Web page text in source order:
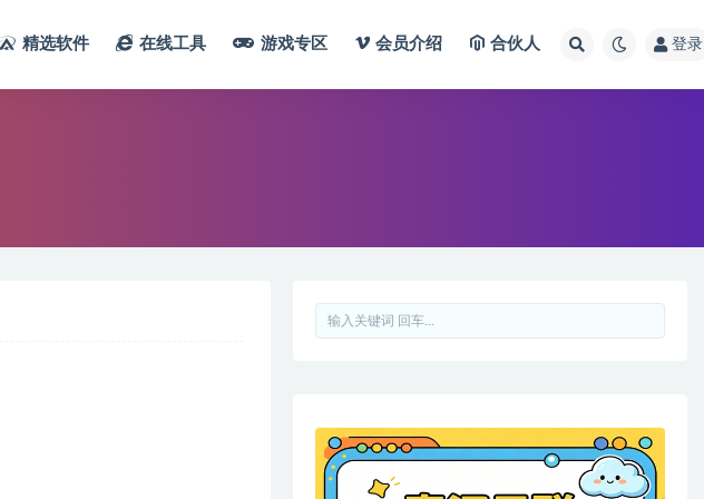
精选软件 在线工具 游戏专区 会员介绍 合伙人 登录